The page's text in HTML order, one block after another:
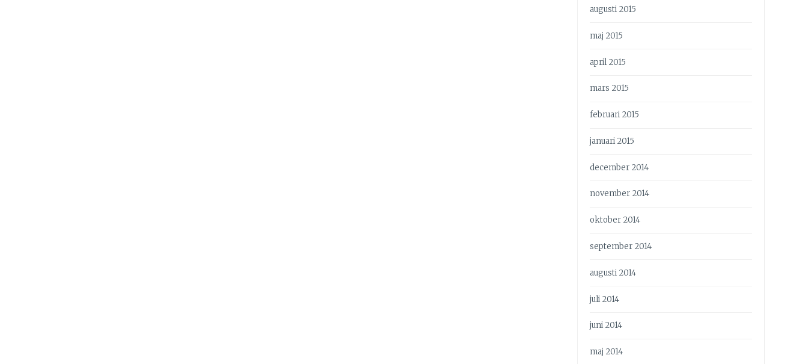
augusti 2015
maj 2015
april 2015
mars 2015
februari 2015
januari 2015
december 2014
november 2014
oktober 2014
september 2014
augusti 2014
juli 2014
juni 2014
maj 2014